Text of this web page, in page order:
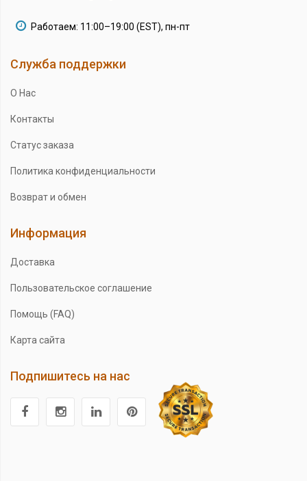
Работаем: 11:00–19:00 (EST), пн-пт
Служба поддержки
О Нас
Контакты
Статус заказа
Политика конфиденциальности
Возврат и обмен
Информация
Доставка
Пользовательское соглашение
Помощь (FAQ)
Карта сайта
Подпишитесь на нас